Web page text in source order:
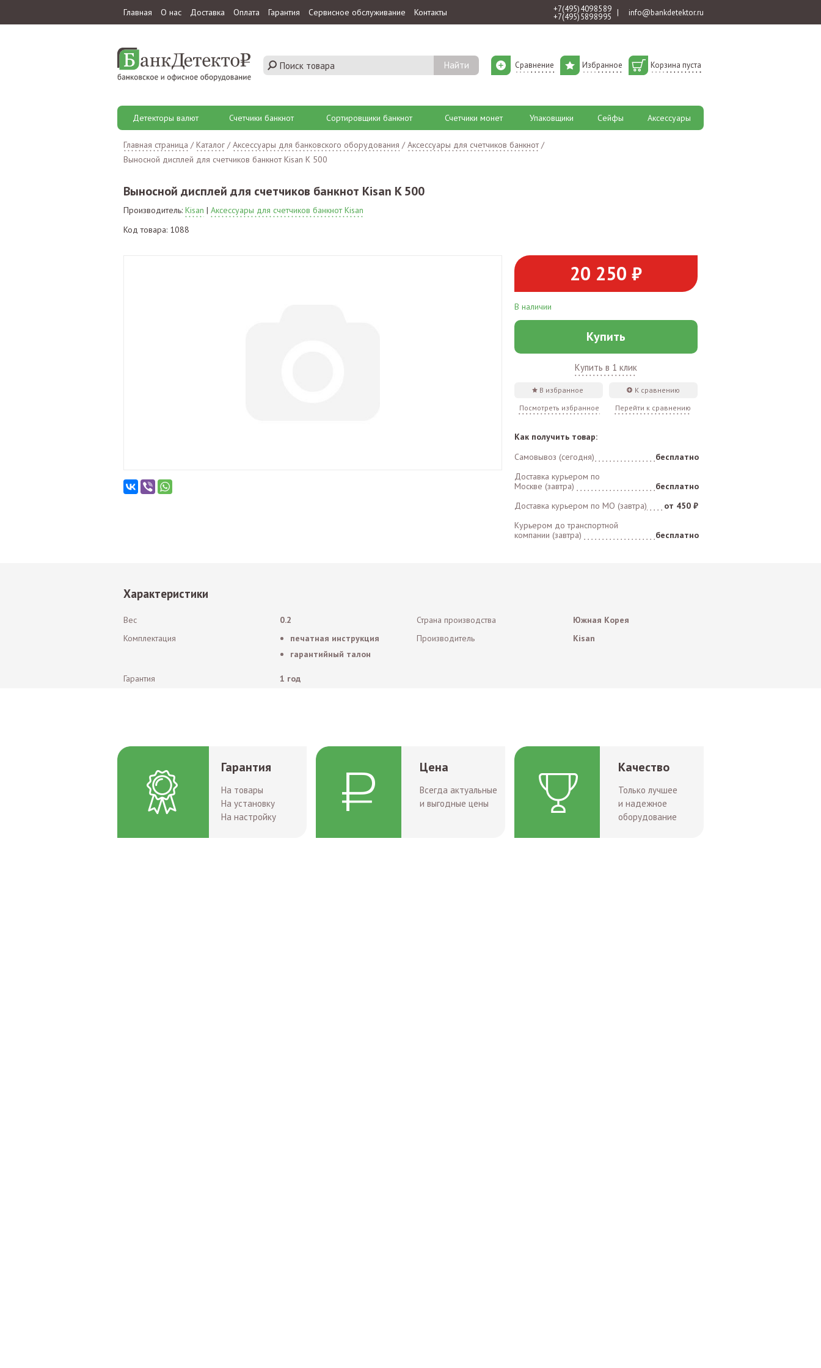
Главная О нас Доставка Оплата Гарантия Сервисное обслуживание Контакты +7 (495) 409 85 89
+7 (495) 589 89 95 | info@bankdetektor.ru
Сравнение Избранное Корзина пуста
Детекторы валют Счетчики банкнот Сортировщики банкнот Счетчики монет Упаковщики Сейфы Аксессуары
Главная страница /Каталог /Аксессуары для банковского оборудования /Аксессуары для счетчиков банкнот/
Выносной дисплей для счетчиков банкнот Kisan K 500
Выносной дисплей для счетчиков банкнот Kisan K 500
Производитель: Kisan | Аксессуары для счетчиков банкнот Kisan
Код товара: 1088
20 250 ₽
В наличии
Купить
Купить в 1 клик
В избранное
К сравнению
Посмотреть избранное
Перейти к сравнению
Как получить товар:
Самовывоз (сегодня)
бесплатно
Доставка курьером по
Москве (завтра)
бесплатно
Доставка курьером по MO (завтра)
от 450 ₽
Курьером до транспортной
компании (завтра)
бесплатно
Характеристики
Вес
0.2
Комплектация
печатная инструкция
гарантийный талон
Гарантия 1 год
Страна производства
Южная Корея
Производитель
Kisan
Гарантия
На товары
На установку
На настройку
Цена
Всегда актуальные
и выгодные цены
Качество
Только лучшее
и надежное
оборудование